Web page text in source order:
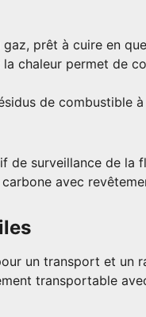
prêt à cuire en
chaleur permet de
de combustible
de surveillance de la
avec
un transport et un
transportable